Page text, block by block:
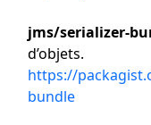
jms/serializer-
d’objets.
https://
bundle